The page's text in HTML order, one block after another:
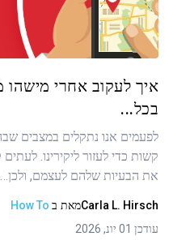
איך לעקוב אחרי מישהו
בכל...
לפעמים אנו נתקלים במצבים
קשות כדי לעזור ליקירינו.
את הבעיות שלהם לעצמם, ולכן…
Carla L. Hirschמאת ב How To
עודכן 01 יונ, 2026